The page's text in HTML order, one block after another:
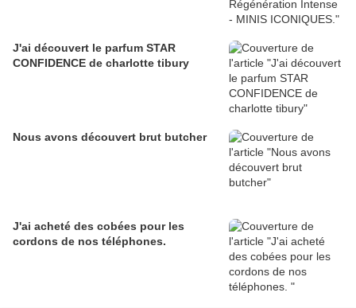
J'ai découvert le parfum STAR
CONFIDENCE de charlotte tibury
Nous avons découvert brut butcher
J'ai acheté des cobées pour les